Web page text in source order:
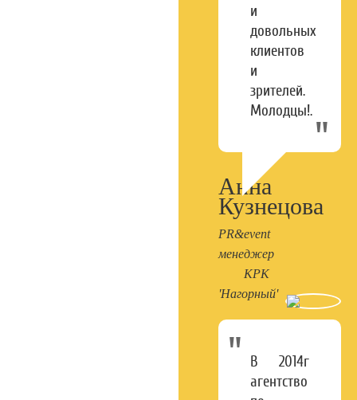
и
довольных
клиентов
и
зрителей.
Молодцы!.
Анна
Кузнецова
PR&event
менеджер
КРК
'Нагорный'
В 2014г
агентство